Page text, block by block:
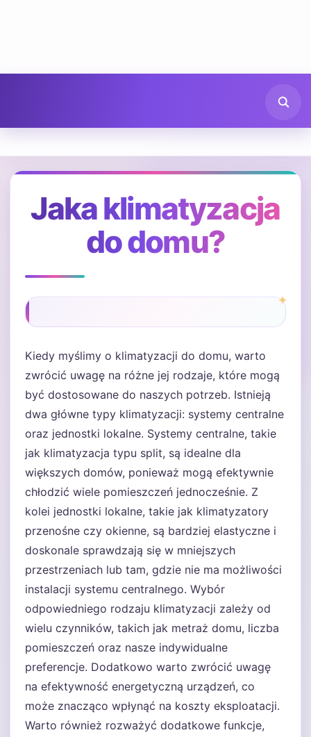
Jaka klimatyzacja
do domu?
Kiedy myślimy o klimatyzacji do domu, warto
zwrócić uwagę na różne jej rodzaje, które mogą
być dostosowane do naszych potrzeb. Istnieją
dwa główne typy klimatyzacji: systemy centralne
oraz jednostki lokalne. Systemy centralne, takie
jak klimatyzacja typu split, są idealne dla
większych domów, ponieważ mogą efektywnie
chłodzić wiele pomieszczeń jednocześnie. Z
kolei jednostki lokalne, takie jak klimatyzatory
przenośne czy okienne, są bardziej elastyczne i
doskonale sprawdzają się w mniejszych
przestrzeniach lub tam, gdzie nie ma możliwości
instalacji systemu centralnego. Wybór
odpowiedniego rodzaju klimatyzacji zależy od
wielu czynników, takich jak metraż domu, liczba
pomieszczeń oraz nasze indywidualne
preferencje. Dodatkowo warto zwrócić uwagę
na efektywność energetyczną urządzeń, co
może znacząco wpłynąć na koszty eksploatacji.
Warto również rozważyć dodatkowe funkcje,